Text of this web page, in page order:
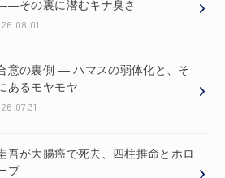
その裏に潜むキナ臭さ
意の裏側 ― ハマスの弱体化と、そ
あるモヤモヤ
吾が大腸癌で死去、四柱推命とホロ
プ